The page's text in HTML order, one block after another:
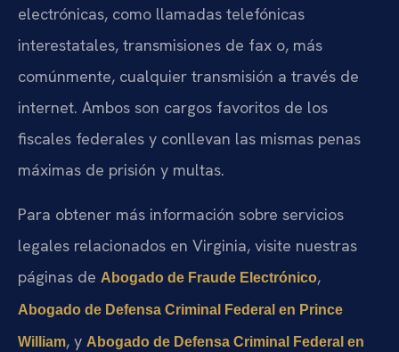
electrónicas, como llamadas telefónicas
interestatales, transmisiones de fax o, más
comúnmente, cualquier transmisión a través de
internet. Ambos son cargos favoritos de los
fiscales federales y conllevan las mismas penas
máximas de prisión y multas.
Para obtener más información sobre servicios
legales relacionados en Virginia, visite nuestras
páginas de Abogado de Fraude Electrónico,
Abogado de Defensa Criminal Federal en Prince
William, y Abogado de Defensa Criminal Federal en